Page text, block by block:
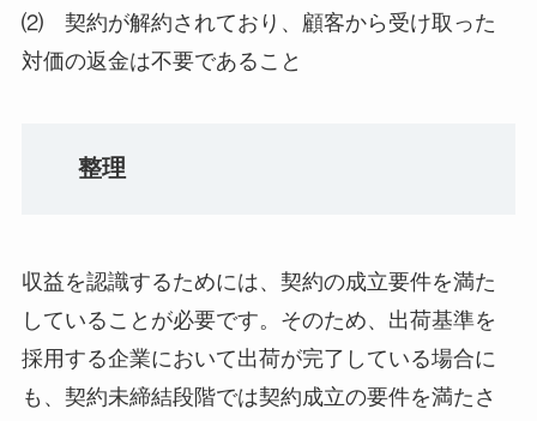
⑵ 契約が解約されており、顧客から受け取った
対価の返金は不要であること
整理
収益を認識するためには、契約の成立要件を満た
していることが必要です。そのため、出荷基準を
採用する企業において出荷が完了している場合に
も、契約未締結段階では契約成立の要件を満たさ